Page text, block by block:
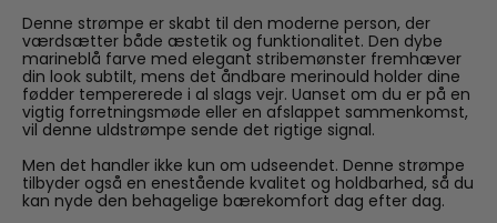
Denne strømpe er skabt til den moderne person, der
værdsætter både æstetik og funktionalitet. Den dybe
marineblå farve med elegant stribemønster fremhæver
din look subtilt, mens det åndbare merinould holder dine
fødder tempererede i al slags vejr. Uanset om du er på en
vigtig forretningsmøde eller en afslappet sammenkomst,
vil denne uldstrømpe sende det rigtige signal.
Men det handler ikke kun om udseendet. Denne strømpe
tilbyder også en enestående kvalitet og holdbarhed, så du
kan nyde den behagelige bærekomfort dag efter dag.